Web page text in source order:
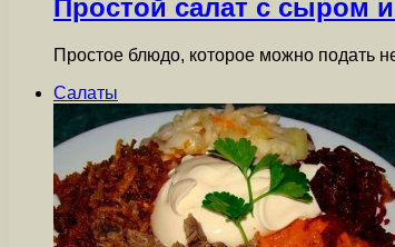
Простой салат с сыром
Простое блюдо, которое можно подать
Салаты